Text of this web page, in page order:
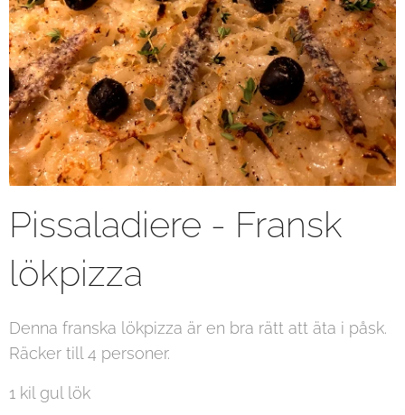
Pissaladiere - Fransk
lökpizza
Denna franska lökpizza är en bra rätt att äta i påsk.
Räcker till 4 personer.
1 kil gul lök